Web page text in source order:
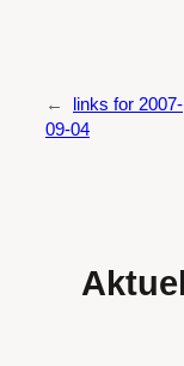
←
links for 2007-
09-04